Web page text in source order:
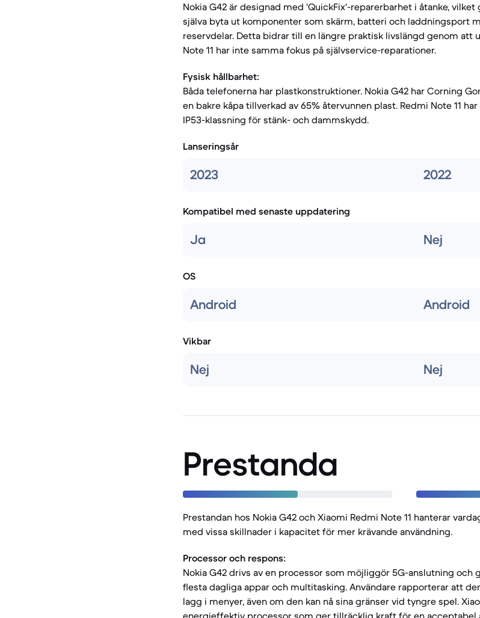
Nokia G42 är designad med 'QuickFix'-reparerbarhet i åtanke,
själva byta ut komponenter som skärm, batteri och laddningsport
reservdelar. Detta bidrar till en längre praktisk livslängd genom att
Note 11 har inte samma fokus på självservice-reparationer.
Fysisk hållbarhet:
Båda telefonerna har plastkonstruktioner. Nokia G42 har Corning
en bakre kåpa tillverkad av 65% återvunnen plast. Redmi Note 11
IP53-klassning för stänk- och dammskydd.
Lanseringsår
2023 2022
Kompatibel med senaste uppdatering
Ja Nej
OS
Android Android
Vikbar
Nej Nej
Prestanda
Prestandan hos Nokia G42 och Xiaomi Redmi Note 11 hanterar
med vissa skillnader i kapacitet för mer krävande användning.
Processor och respons:
Nokia G42 drivs av en processor som möjliggör 5G-anslutning
flesta dagliga appar och multitasking. Användare rapporterar att
lagg i menyer, även om den kan nå sina gränser vid tyngre spel.
energieffektiv processor som ger tillräcklig kraft för en acceptabel